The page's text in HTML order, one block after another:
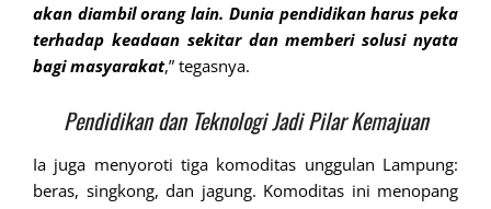
akan diambil orang lain. Dunia pendidikan harus peka
terhadap keadaan sekitar dan memberi solusi nyata
bagi masyarakat,” tegasnya.
Pendidikan dan Teknologi Jadi Pilar Kemajuan
Ia juga menyoroti tiga komoditas unggulan Lampung:
beras, singkong, dan jagung. Komoditas ini menopang